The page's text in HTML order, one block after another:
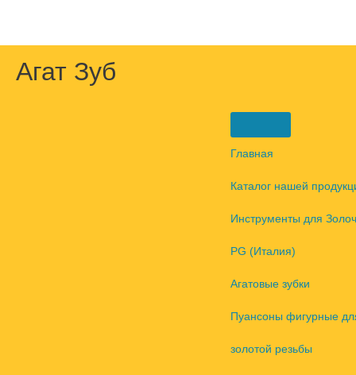
содержимому
Агат Зуб
Главная
Каталог нашей
Инструменты для
PG (Италия)
Агатовые зубки
Пуансоны фигурные
золотой резьбы